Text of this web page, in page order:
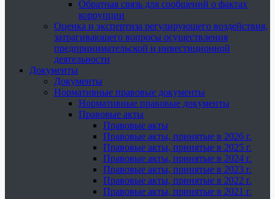
Обратная связь для сообщений о фактах
коррупции
Оценка и экспертиза регулирующего воздействия,
затрагивающего вопросы осуществления
предпринимательской и инвестиционной
деятельности
Документы
Документы
Нормативные правовые документы
Нормативные правовые документы
Правовые акты
Правовые акты
Правовые акты, принятые в 2026 г.
Правовые акты, принятые в 2025 г.
Правовые акты, принятые в 2024 г.
Правовые акты, принятые в 2023 г.
Правовые акты, принятые в 2022 г.
Правовые акты, принятые в 2021 г.